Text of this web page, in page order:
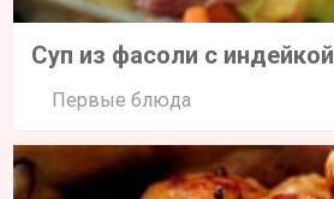
Суп из фасоли с индейкой
Первые блюда